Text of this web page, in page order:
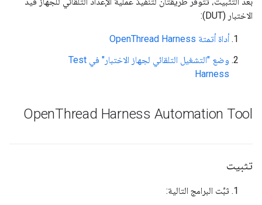
الاختبار (DUT):
أداة أتمتة OpenThread Harness
وضع "التشغيل التلقائي لجهاز الاختبار" في Test
Harness
OpenThread Harness Automation Tool
تثبيت
ثبِّت البرامج التالية: